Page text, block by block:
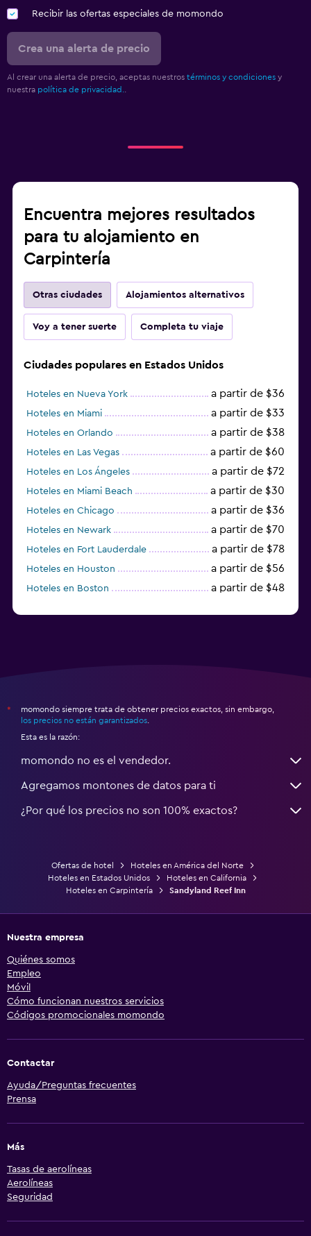
Recibir las ofertas especiales de momondo
Crea una alerta de precio
Al crear una alerta de precio, aceptas nuestros términos y condiciones y
nuestra política de privacidad.
Encuentra mejores resultados
para tu alojamiento en
Carpintería
Otras ciudades Alojamientos alternativos
Voy a tener suerte Completa tu viaje
Ciudades populares en Estados Unidos
Hoteles en Nueva York a partir de $36
Hoteles en Miami a partir de $33
Hoteles en Orlando a partir de $38
Hoteles en Las Vegas a partir de $60
Hoteles en Los Ángeles a partir de $72
Hoteles en Miami Beach a partir de $30
Hoteles en Chicago a partir de $36
Hoteles en Newark a partir de $70
Hoteles en Fort Lauderdale a partir de $78
Hoteles en Houston a partir de $56
Hoteles en Boston a partir de $48
*
momondo siempre trata de obtener precios exactos, sin embargo,
los precios no están garantizados
Esta es la razón:
momondo no es el vendedor.
Agregamos montones de datos para ti
¿Por qué los precios no son 100% exactos?
Ofertas de hotel
Hoteles en América del Norte
Hoteles en Estados Unidos
Hoteles en California
Hoteles en Carpintería
Sandyland Reef Inn
Nuestra empresa
Quiénes somos
Empleo
Móvil
Cómo funcionan nuestros servicios
Códigos promocionales momondo
Contactar
Ayuda/Preguntas frecuentes
Prensa
Más
Tasas de aerolíneas
Aerolíneas
Seguridad